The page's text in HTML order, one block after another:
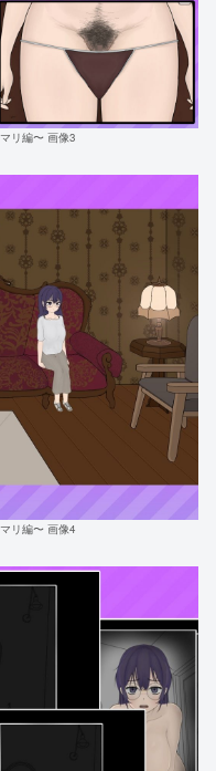
リ編〜 画像3
リ編〜 画像4